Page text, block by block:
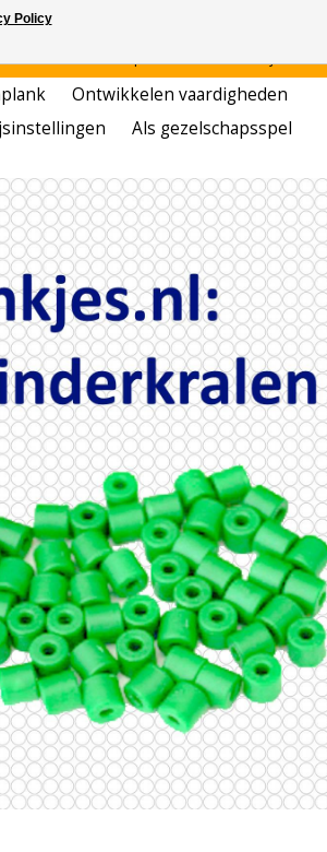
Ontwikkelen vaardigheden
Als gezelschapsspel
Policy